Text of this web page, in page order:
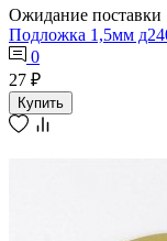
Ожидание поставки
Подложка 1,5мм
0
27 ₽
Купить